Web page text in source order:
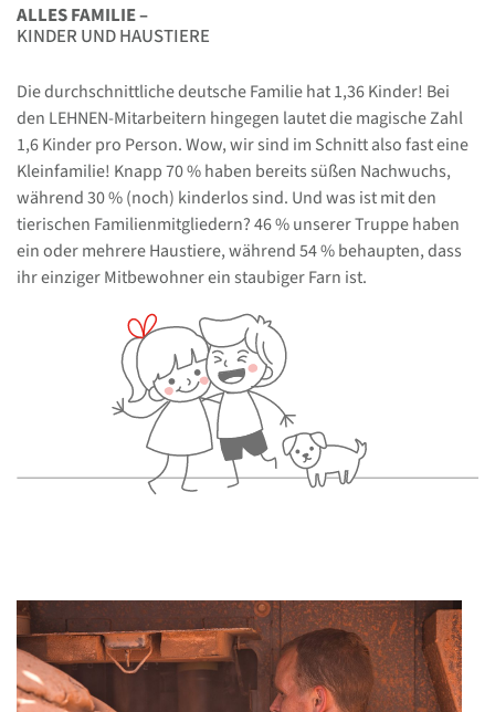
ALLES FAMILIE –
KINDER UND HAUSTIERE
Die durchschnittliche deutsche Familie hat 1,36 Kinder! Bei
den LEHNEN-Mitarbeitern hingegen lautet die magische Zahl
1,6 Kinder pro Person. Wow, wir sind im Schnitt also fast eine
Kleinfamilie! Knapp 70 % haben bereits süßen Nachwuchs,
während 30 % (noch) kinderlos sind. Und was ist mit den
tierischen Familienmitgliedern? 46 % unserer Truppe haben
ein oder mehrere Haustiere, während 54 % behaupten, dass
ihr einziger Mitbewohner ein staubiger Farn ist.